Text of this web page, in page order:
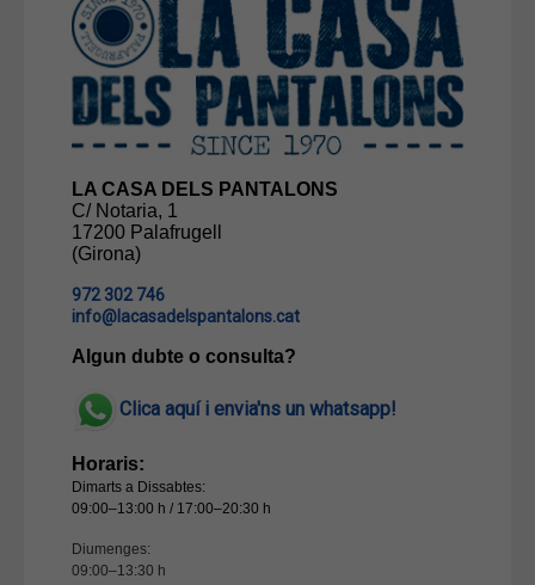
LA CASA DELS PANTALONS
C/ Notaria, 1
17200 Palafrugell
(Girona)
972 302 746
info@lacasadelspantalons.cat
Algun dubte o consulta?
Clica aquí i envia'ns un whatsapp!
Horaris:
Dimarts a Dissabtes:
09:00–13:00 h / 17:00–20:30 h
Diumenges:
09:00–13:30 h